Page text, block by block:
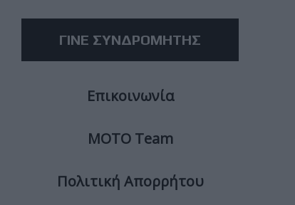
ΓΙΝΕ ΣΥΝΔΡΟΜΗΤΗΣ
Επικοινωνία
ΜΟΤΟ Team
Πολιτική Απορρήτου